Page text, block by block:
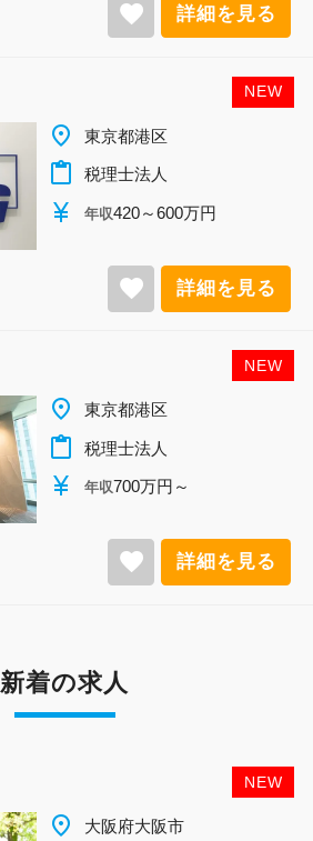
favorite 詳細を見る
NEW
place 東京都港区
content_paste 税理士法人
currency_yen 年収420～600万円
favorite 詳細を見る
NEW
place 東京都港区
content_paste 税理士法人
currency_yen 年収700万円～
favorite 詳細を見る
新着の求人
NEW
place 大阪府大阪市